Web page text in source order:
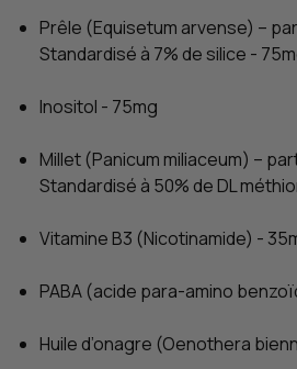
Prêle (Equisetum arvense) –
Standardisé à 7% de silice -
Inositol - 75mg
Millet (Panicum miliaceum) –
Standardisé à 50% de DL
Vitamine B3 (Nicotinamide) -
PABA (acide para-amino
Huile d’onagre (Oenothera